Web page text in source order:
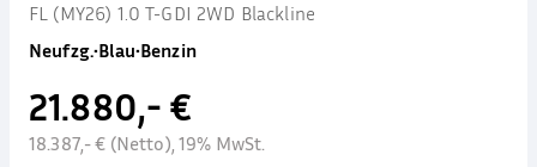
FL (MY26) 1.0 T-GDI 2WD Blackline
Neufzg.•Blau•Benzin
21.880,- €
18.387,- € (Netto), 19% MwSt.